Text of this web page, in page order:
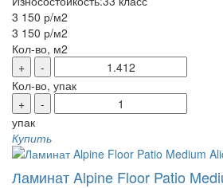
3 150 р/м2
3 150 р/м2
Кол-во, м2
+
-
Кол-во, упак
+
-
упак
Купить
Ламинат Alpine Floor Patio